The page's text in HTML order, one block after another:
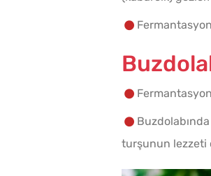
turşunun lezzeti